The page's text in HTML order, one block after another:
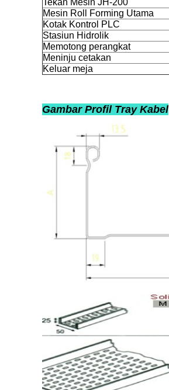
Tekan Mesin JH-200
Mesin Roll Forming Utama
Kotak Kontrol PLC
Stasiun Hidrolik
Memotong perangkat
Meninju cetakan
Keluar meja
Gambar Profil Tray Kabel